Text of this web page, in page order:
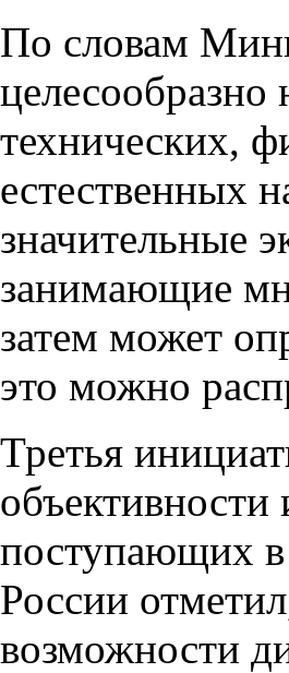
По словам
целесообразно
технических,
естественных
значительные
занимающие
затем может
это можно
Третья
объективности
поступающих
России
возможности